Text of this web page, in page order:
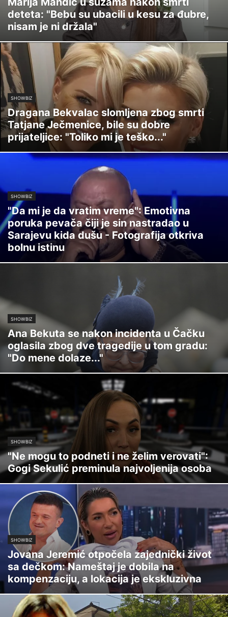
deteta: "Bebu su ubacili u kesu za đubre,
nisam je ni držala"
SHOWBIZ
Dragana Bekvalac slomljena zbog smrti
Tatjane Ječmenice, bile su dobre
prijateljice: "Toliko mi je teško..."
SHOWBIZ
"Da mi je da vratim vreme": Emotivna
poruka pevača čiji je sin nastradao u
Sarajevu kida dušu - Fotografija otkriva
bolnu istinu
SHOWBIZ
Ana Bekuta se nakon incidenta u Čačku
oglasila zbog dve tragedije u tom gradu:
"Do mene dolaze..."
SHOWBIZ
"Ne mogu to podneti i ne želim verovati":
Gogi Sekulić preminula najvoljenija osoba
SHOWBIZ
Jovana Jeremić otpočela zajednički život
sa dečkom: Nameštaj je dobila na
kompenzaciju, a lokacija je ekskluzivna